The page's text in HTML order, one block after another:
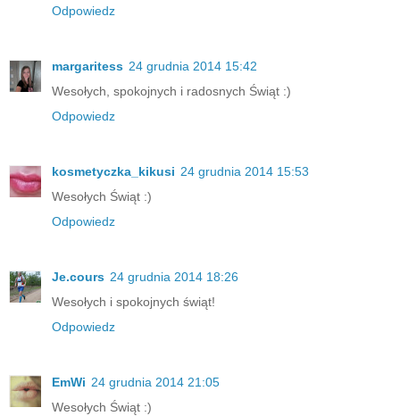
Odpowiedz
margaritess 24 grudnia 2014 15:42
Wesołych, spokojnych i radosnych Świąt :)
Odpowiedz
kosmetyczka_kikusi 24 grudnia 2014 15:53
Wesołych Świąt :)
Odpowiedz
Je.cours 24 grudnia 2014 18:26
Wesołych i spokojnych świąt!
Odpowiedz
EmWi 24 grudnia 2014 21:05
Wesołych Świąt :)